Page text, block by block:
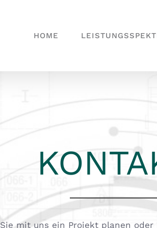
HOME
mit uns ein Projekt planen oder